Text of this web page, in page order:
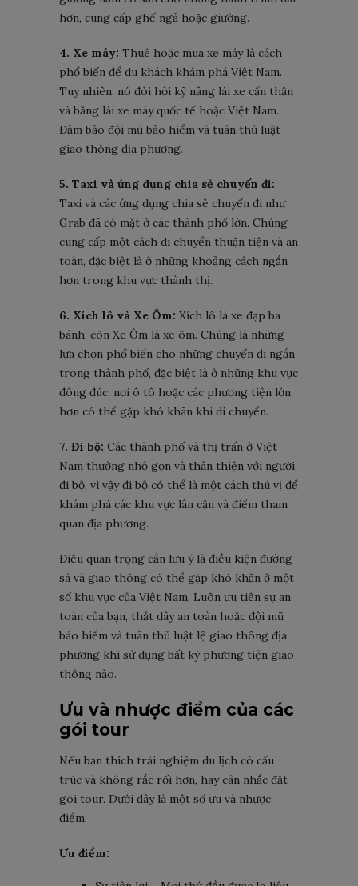
hơn, cung cấp ghế ngả hoặc giường.
4. Xe máy: Thuê hoặc mua xe máy là cách
phổ biến để du khách khám phá Việt Nam.
Tuy nhiên, nó đòi hỏi kỹ năng lái xe cẩn thận
và bằng lái xe máy quốc tế hoặc Việt Nam.
Đảm bảo đội mũ bảo hiểm và tuân thủ luật
giao thông địa phương.
5. Taxi và ứng dụng chia sẻ chuyến đi:
Taxi và các ứng dụng chia sẻ chuyến đi như
Grab đã có mặt ở các thành phố lớn. Chúng
cung cấp một cách di chuyển thuận tiện và an
toàn, đặc biệt là ở những khoảng cách ngắn
hơn trong khu vực thành thị.
6. Xích lô và Xe Ôm: Xích lô là xe đạp ba
bánh, còn Xe Ôm là xe ôm. Chúng là những
lựa chọn phổ biến cho những chuyến đi ngắn
trong thành phố, đặc biệt là ở những khu vực
đông đúc, nơi ô tô hoặc các phương tiện lớn
hơn có thể gặp khó khăn khi di chuyển.
7. Đi bộ: Các thành phố và thị trấn ở Việt
Nam thường nhỏ gọn và thân thiện với người
đi bộ, vì vậy đi bộ có thể là một cách thú vị để
khám phá các khu vực lân cận và điểm tham
quan địa phương.
Điều quan trọng cần lưu ý là điều kiện đường
sá và giao thông có thể gặp khó khăn ở một
số khu vực của Việt Nam. Luôn ưu tiên sự an
toàn của bạn, thắt dây an toàn hoặc đội mũ
bảo hiểm và tuân thủ luật lệ giao thông địa
phương khi sử dụng bất kỳ phương tiện giao
thông nào.
Ưu và nhược điểm của các
gói tour
Nếu bạn thích trải nghiệm du lịch có cấu
trúc và không rắc rối hơn, hãy cân nhắc đặt
gói tour. Dưới đây là một số ưu và nhược
điểm:
Ưu điểm: